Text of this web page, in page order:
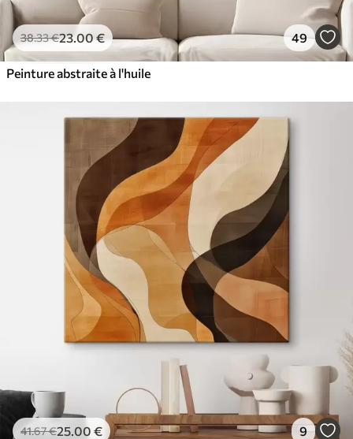
38.33€23.00€ 49
Peinture abstraite à l'huile
41.67€25.00 € 9